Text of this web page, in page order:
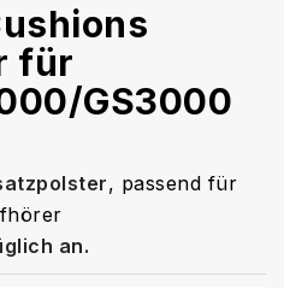
für
GS3000
, passend für
an.